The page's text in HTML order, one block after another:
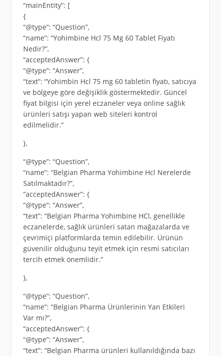
“mainEntity”: [
{
“@type”: “Question”,
“name”: “Yohimbine Hcl 75 Mg 60 Tablet Fiyatı
Nedir?”,
“acceptedAnswer”: {
“@type”: “Answer”,
“text”: “Yohimbin Hcl 75 mg 60 tabletin fiyatı, satıcıya
ve bölgeye göre değişiklik göstermektedir. Güncel
fiyat bilgisi için yerel eczaneler veya online sağlık
ürünleri satışı yapan web siteleri kontrol
edilmelidir.”
},
“@type”: “Question”,
“name”: “Belgian Pharma Yohimbine Hcl Nerelerde
Satılmaktadır?”,
“acceptedAnswer”: {
“@type”: “Answer”,
“text”: “Belgian Pharma Yohimbine HCl, genellikle
eczanelerde, sağlık ürünleri satan mağazalarda ve
çevrimiçi platformlarda temin edilebilir. Ürünün
güvenilir olduğunu teyit etmek için resmi satıcıları
tercih etmek önemlidir.”
},
“@type”: “Question”,
“name”: “Belgian Pharma Ürünlerinin Yan Etkileri
Var mı?”,
“acceptedAnswer”: {
“@type”: “Answer”,
“text”: “Belgian Pharma ürünleri kullanıldığında bazı